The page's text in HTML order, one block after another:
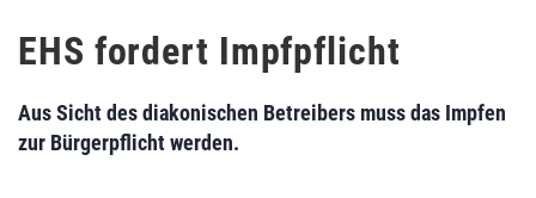
EHS fordert Impfpflicht
Aus Sicht des diakonischen Betreibers muss das Impfen
zur Bürgerpflicht werden.